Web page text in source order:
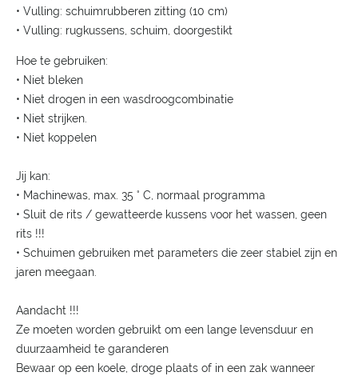
• Vulling: schuimrubberen zitting (10 cm)
• Vulling: rugkussens, schuim, doorgestikt
Hoe te gebruiken:
• Niet bleken
• Niet drogen in een wasdroogcombinatie
• Niet strijken.
• Niet koppelen
Jij kan:
• Machinewas, max. 35 ° C, normaal programma
• Sluit de rits / gewatteerde kussens voor het wassen, geen
rits !!!
• Schuimen gebruiken met parameters die zeer stabiel zijn en
jaren meegaan.
Aandacht !!!
Ze moeten worden gebruikt om een lange levensduur en
duurzaamheid te garanderen
Bewaar op een koele, droge plaats of in een zak wanneer